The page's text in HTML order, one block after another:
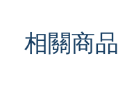
相關商品